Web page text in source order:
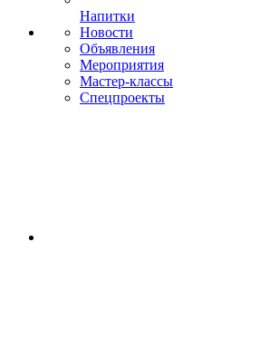
Напитки
Новости
Объявления
Мероприятия
Мастер-классы
Спецпроекты